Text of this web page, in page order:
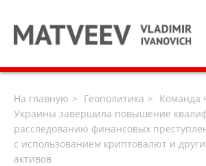
На главную Геополитика
Команда
Украины завершила повышение
расследованию финансовых
с использованием криптовалют и
активов